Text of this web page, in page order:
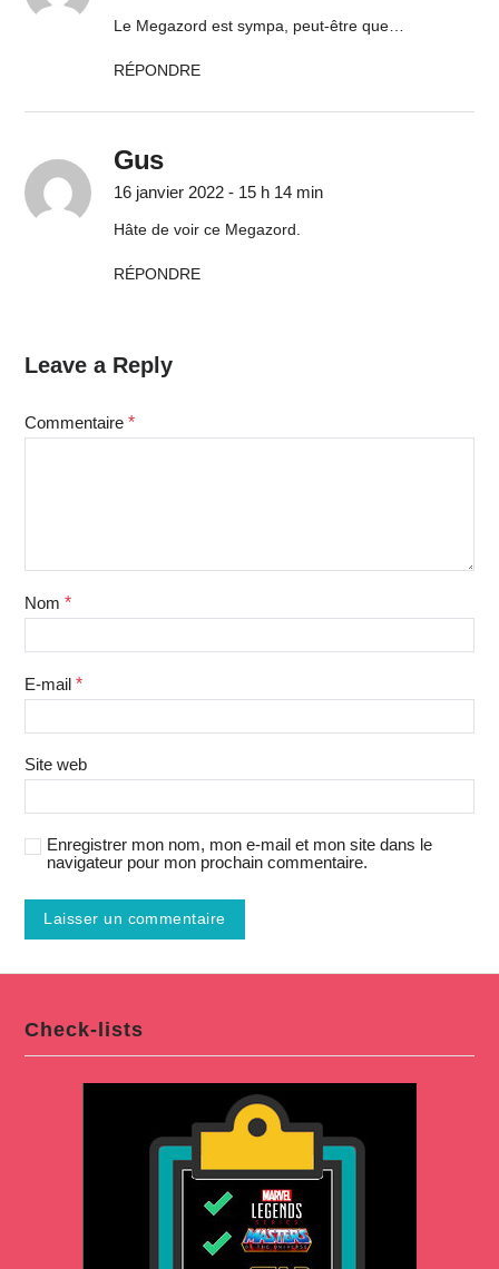
Le Megazord est sympa, peut-être que…
RÉPONDRE
Gus
16 janvier 2022 - 15 h 14 min
Hâte de voir ce Megazord.
RÉPONDRE
Leave a Reply
Commentaire *
Nom *
E-mail *
Site web
Enregistrer mon nom, mon e-mail et mon site dans le
navigateur pour mon prochain commentaire.
Check-lists